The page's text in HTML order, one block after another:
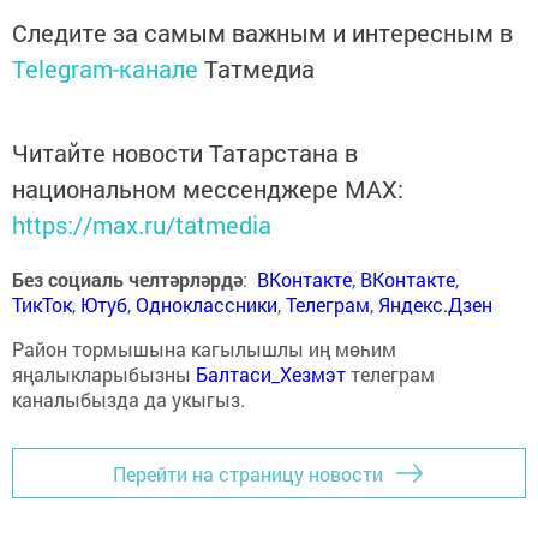
Следите за самым важным и интересным в
Telegram-канале Татмедиа
Читайте новости Татарстана в
национальном мессенджере MАХ:
https://max.ru/tatmedia
Без социаль челтәрләрдә: ВКонтакте, ВКонтакте,
ТикТок, Ютуб,Одноклассники,Телеграм, Яндекс.Дзен
Район тормышына кагылышлы иң мөһим
яңалыкларыбызны Балтаси_Хезмэттелеграм
каналыбызда да укыгыз.
Перейти на страницу новости